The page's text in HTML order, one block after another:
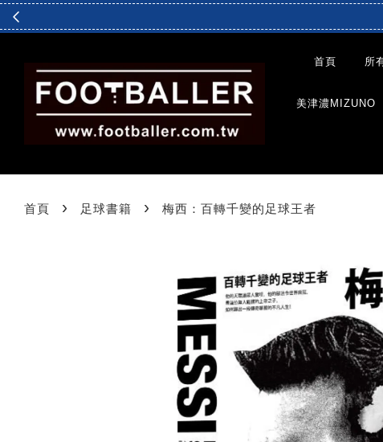
首頁 所
美津濃MIZUNO
首頁 › 足球書籍 › 梅西：百轉千變的足球王者